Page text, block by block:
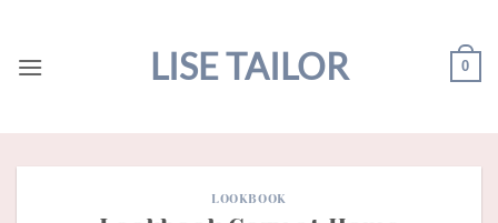
contenu
LISE TAILOR 0
LOOKBOOK